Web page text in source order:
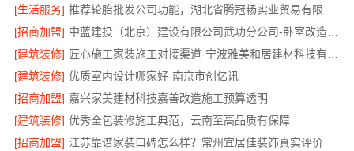
[生活服务]
[招商加盟]
中蓝建投（北京）建设有限公司武功分公司-卧室改造智能家居
[建筑装修]
[建筑装修] 优质室内设计哪家好-南京市创亿讯
[招商加盟] 嘉兴家美建材科技嘉善改造施工预算透明
[建筑装修] 优秀全包装修施工典范，云南至高品质有保障
[招商加盟] 江苏靠谱家装口碑怎么样？常州宜居佳装饰真实评价